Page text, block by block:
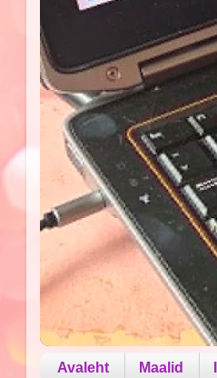
Avaleht Maalid